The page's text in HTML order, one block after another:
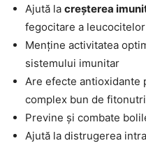
Ajută la creșterea
fegocitare a leucocitelor
Menține activitatea
sistemului imunitar
Are efecte antioxidante
complex bun de
Previne și combate
Ajută la distrugerea